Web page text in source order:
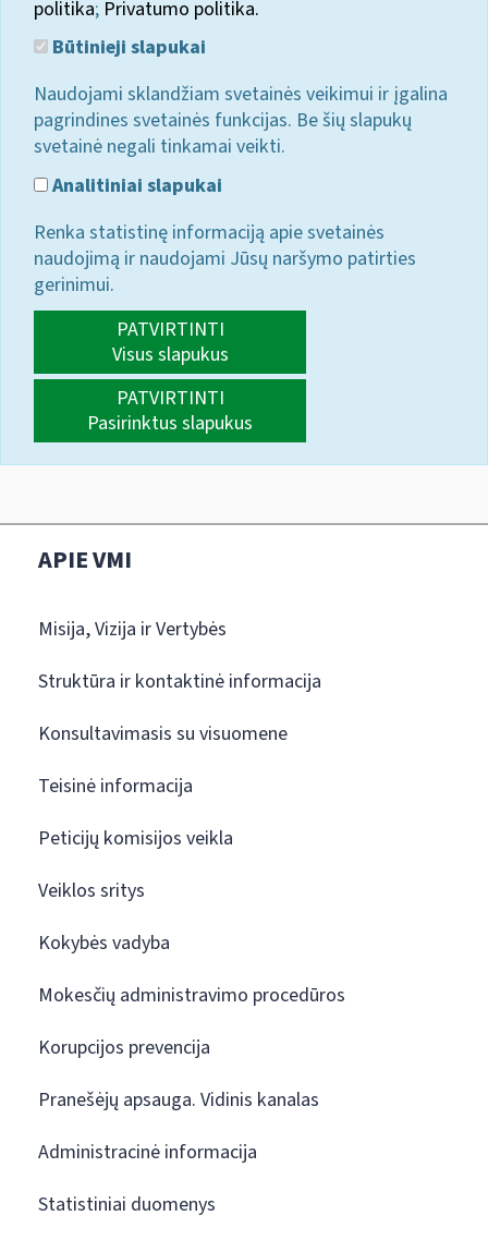
politika; Privatumo politika.
Būtinieji slapukai
Naudojami sklandžiam svetainės veikimui ir įgalina
pagrindines svetainės funkcijas. Be šių slapukų
svetainė negali tinkamai veikti.
Analitiniai slapukai
Renka statistinę informaciją apie svetainės
naudojimą ir naudojami Jūsų naršymo patirties
gerinimui.
PATVIRTINTI
Visus slapukus
PATVIRTINTI
Pasirinktus slapukus
APIE VMI
Misija, Vizija ir Vertybės
Struktūra ir kontaktinė informacija
Konsultavimasis su visuomene
Teisinė informacija
Peticijų komisijos veikla
Veiklos sritys
Kokybės vadyba
Mokesčių administravimo procedūros
Korupcijos prevencija
Pranešėjų apsauga. Vidinis kanalas
Administracinė informacija
Statistiniai duomenys